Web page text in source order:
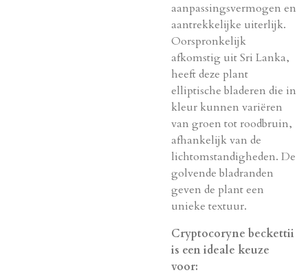
aanpassingsvermogen en
aantrekkelijke uiterlijk.
Oorspronkelijk
afkomstig uit Sri Lanka,
heeft deze plant
elliptische bladeren die in
kleur kunnen variëren
van groen tot roodbruin,
afhankelijk van de
lichtomstandigheden. De
golvende bladranden
geven de plant een
unieke textuur.
Cryptocoryne beckettii
is een ideale keuze
voor: